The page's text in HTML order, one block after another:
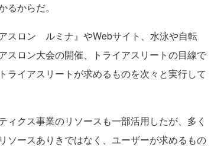
からだ。
スロン ルミナ』やWebサイト、水泳や自転
スロン大会の開催、トライアスリートの目線で
ライアスリートが求めるものを次々と実行して
クス事業のリソースも一部活用したが、多く
ソースありきではなく、ユーザーが求めるもの